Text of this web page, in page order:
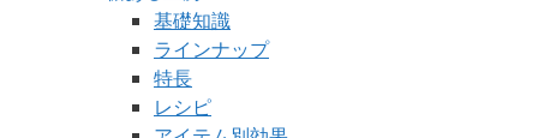
基礎知識
ラインナップ
特長
レシピ